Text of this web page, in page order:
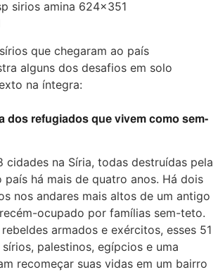
que chegaram ao país
alguns dos desafios em solo
na íntegra:
dos refugiados que vivem como sem-
cidades na Síria, todas destruídas pela
há mais de quatro anos. Há dois
nos andares mais altos de um antigo
ocupado por famílias sem-teto.
armados e exércitos, esses 51
palestinos, egípcios e uma
recomeçar suas vidas em um bairro